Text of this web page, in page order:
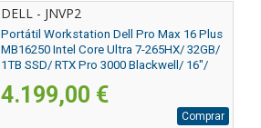
DELL - JNVP2
Portátil Workstation Dell Pro Max 16 Plus
MB16250 Intel Core Ultra 7-265HX/ 32GB/
1TB SSD/ RTX Pro 3000 Blackwell/ 16"/
4.199,00 €
Comprar